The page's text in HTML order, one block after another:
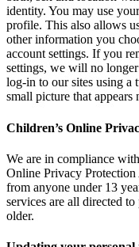
identity. You may use
profile. This also allows
other information you
account settings. If you
settings, we will no
log-in to our sites using a
small picture that
Children’s Online
We are in compliance
Online Privacy
from anyone under 13
services are all directed
older.